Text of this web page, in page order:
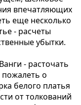
впечатляющих
еще несколько
- расчеты
убытки.
- расточать
о
белого платья
от толкований